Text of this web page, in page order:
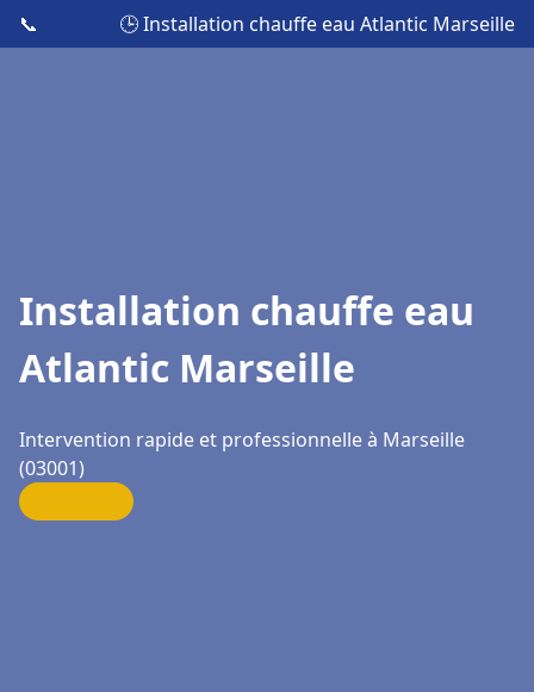
📞 🕒 Installation chauffe eau Atlantic Marseille
Installation chauffe eau
Atlantic Marseille
Intervention rapide et professionnelle à Marseille
(03001)